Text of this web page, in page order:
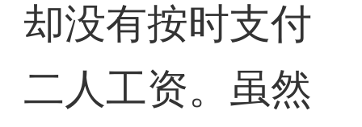
却没有按时支付
二人工资。虽然